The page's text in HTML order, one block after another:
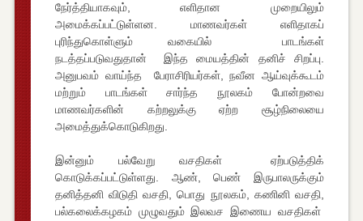
நேர்த்தியாகவும், எளிதான முறையிலும்
அமைக்கப்பட்டுள்ளன. மாணவர்கள் எளிதாகப்
புரிந்துகொள்ளும் வகையில் பாடங்கள்
நடத்தப்படுவதுதான் இந்த மையத்தின் தனிச் சிறப்பு.
அனுபவம் வாய்ந்த பேராசிரியர்கள், நவீன ஆய்வுக்கூடம்
மற்றும் பாடங்கள் சார்ந்த நூலகம் போன்றவை
மாணவர்களின் கற்றலுக்கு ஏற்ற சூழ்நிலையை
அமைத்துக்கொடுகிறது.
இன்னும் பல்வேறு வசதிகள் ஏற்படுத்திக்
கொடுக்கப்பட்டுள்ளது. ஆண், பெண் இருபாலருக்கும்
தனித்தனி விடுதி வசதி, பொது நூலகம், கணினி வசதி,
பல்கலைக்கழகம் முழுவதும் இலவச இணைய வசதிகள்